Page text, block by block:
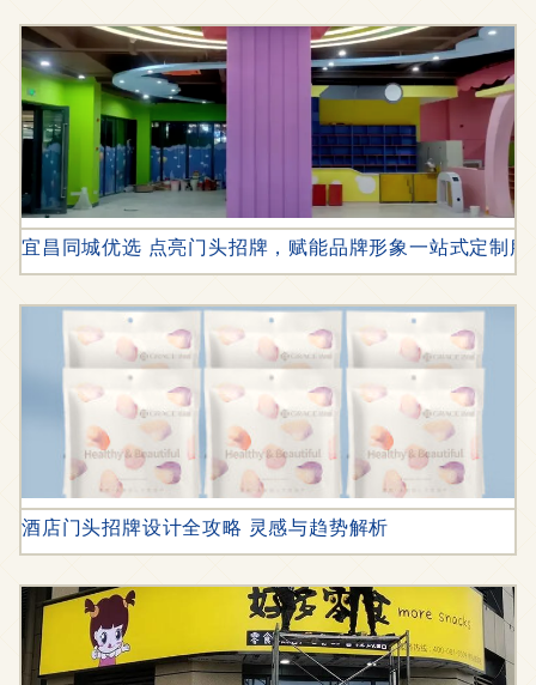
宜昌同城优选 点亮门头招牌，赋能品牌形象一站式定制服
酒店门头招牌设计全攻略 灵感与趋势解析